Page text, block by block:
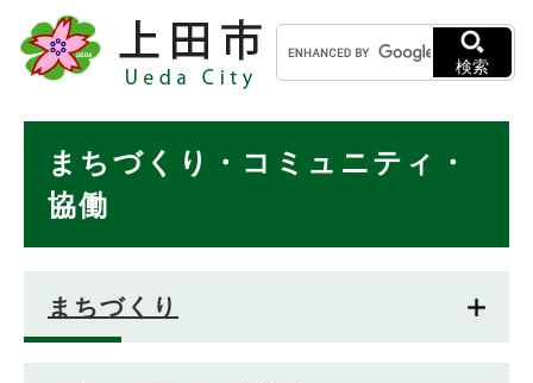
メニューを飛ばして本文へ
キ
ー
ワ
検
検索
まちづくり・コミュニティ・
協働
まちづくり